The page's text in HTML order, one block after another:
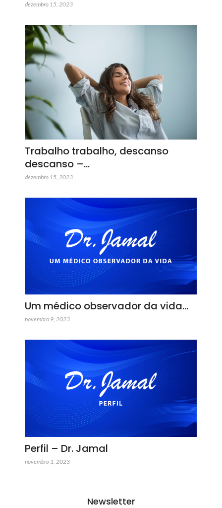
dezembro 15, 2023
Trabalho trabalho, descanso
descanso –…
dezembro 15, 2023
Um médico observador da vida…
novembro 9, 2023
Perfil – Dr. Jamal
novembro 1, 2023
Newsletter